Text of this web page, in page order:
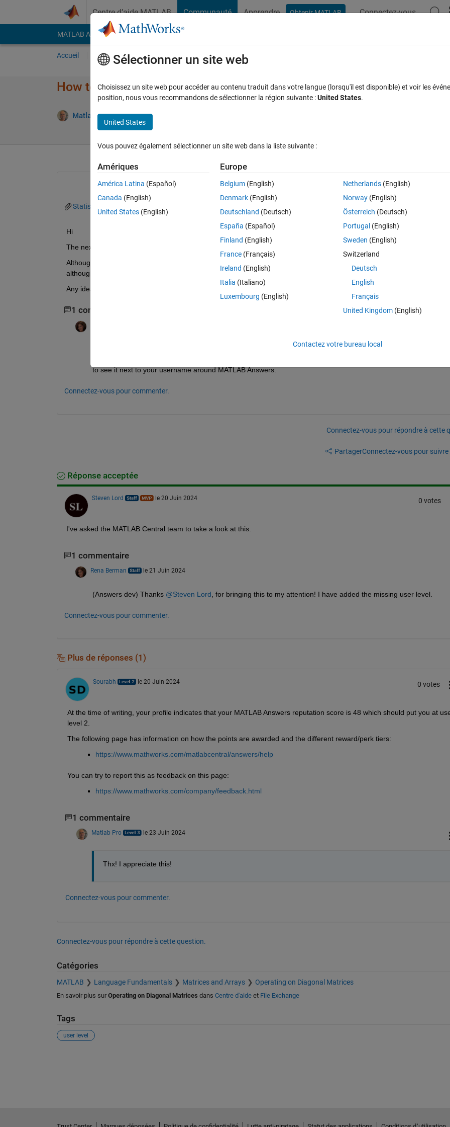
Centre d’aide MATLAB Communauté Apprendre Obtenir MATLAB Connectez-vous
MATLAB Answers File Exchange Cody
Accueil Poser une question Parcourir
How to know what is my Personal Mathworks User Level?
Matlab Pro 20 Juin 2024
Statistics - file Exchange.jpg
Hi
The next
states of Mathworks policy regarding User Levels
Although I am a an involved community member (File Exchange/Answering etc..) - it looks like I have no User Level,
although my "Reputation" exists , see attached images. (or maybe I just don't know how to find it)
Any idea?
1 commentaire
, I am so sorry for the confusion! You should have a level2 badge. I have fixed that
to see it next to your username around MATLAB Answers.
Connectez-vous pour commenter.
Connectez-vous pour répondre à cette
PartagerConnectez-vous pour suivre
Réponse acceptée
Steven Lord le 20 Juin 2024 0 votes
I've asked the MATLAB Central team to take a look at this.
1 commentaire
Rena Berman le 21 Juin 2024
(Answers dev) Thanks @Steven Lord, for bringing this to my attention! I have added the missing user level.
Connectez-vous pour commenter.
Plus de réponses (1)
Sourabh le 20 Juin 2024 0 votes
At the time of writing, your profile indicates that your MATLAB Answers reputation score is 48 which should put you at
level 2.
The following page has information on how the points are awarded and the different reward/perk tiers:
https://www.mathworks.com/matlabcentral/answers/help
You can try to report this as feedback on this page:
https://www.mathworks.com/company/feedback.html
1 commentaire
Matlab Pro le 23 Juin 2024
Thx! I appreciate this!
Connectez-vous pour commenter.
Connectez-vous pour répondre à cette question.
Catégories
MATLAB Language Fundamentals Matrices and Arrays Operating on Diagonal Matrices
En savoir plus sur Operating on Diagonal Matrices dans Centre d'aideet File Exchange
Tags
user level
Sélectionner un site web
Choisissez un site web pour accéder au contenu traduit dans votre langue (lorsqu'il est disponible) et voir les
position, nous vous recommandons de sélectionner la région suivante :United States.
United States
Vous pouvez également sélectionner un site web dans la liste suivante :
Amériques
América Latina (Español)
Canada (English)
United States (English)
Europe
Belgium (English)
Denmark (English)
Deutschland (Deutsch)
España (Español)
Finland (English)
France (Français)
Ireland (English)
Italia (Italiano)
Luxembourg (English)
Netherlands(English)
Norway(English)
Österreich (Deutsch)
Portugal (English)
Sweden (English)
Switzerland
Deutsch
English
Français
United Kingdom(English)
Contactez votre bureau local